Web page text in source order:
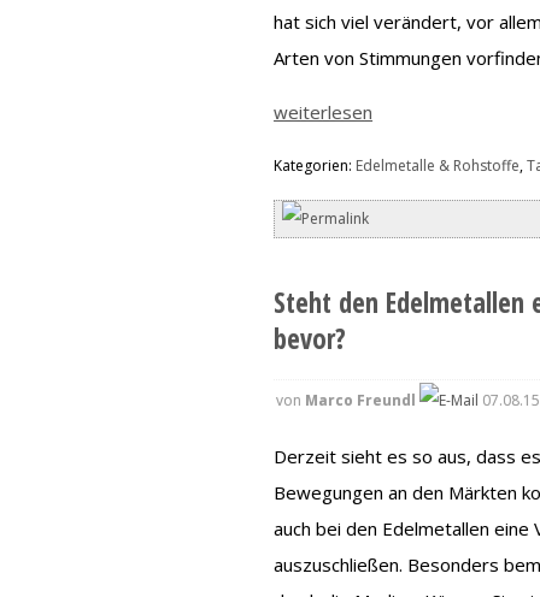
hat sich viel verändert, vor
Arten von Stimmungen
weiterlesen
Kategorien: Edelmetalle & Rohstoffe,
Steht den Edelmetallen
bevor?
von Marco Freundl
Derzeit sieht es so aus, dass
Bewegungen an den Märkten
auch bei den Edelmetallen
auszuschließen. Besonders